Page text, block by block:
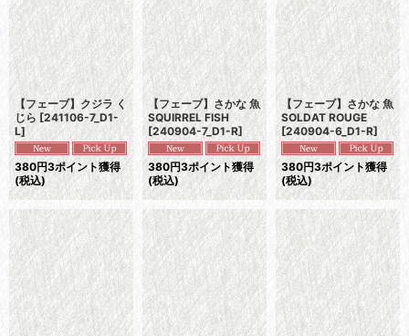
並び順:
絞り込む
【フェーブ】クジラ く
じら [241106-7_D1-
L]
380円3ポイント獲得
(税込)
【フェーブ】さかな 魚
SQUIRREL FISH
[240904-7_D1-R]
380円3ポイント獲得
(税込)
【フェーブ】さかな 魚
SOLDAT ROUGE
[240904-6_D1-R]
380円3ポイント獲得
(税込)